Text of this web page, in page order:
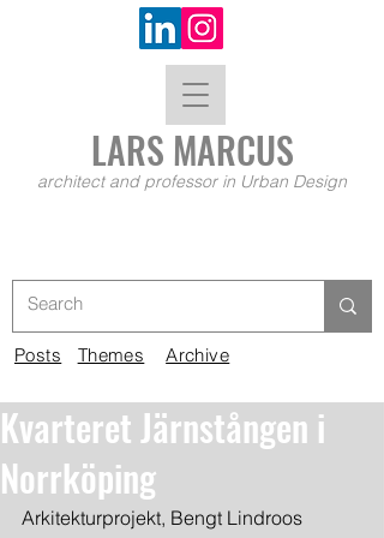
LARS MARCUS
architect and professor in Urban Design
Kvarteret Järnstången i
Norrköping
Arkitekturprojekt, Bengt Lindroos
Posts Themes Archive